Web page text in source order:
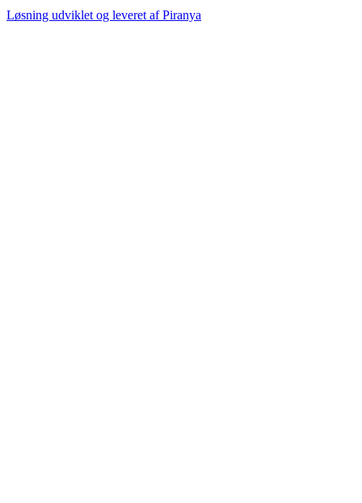
Løsning udviklet og leveret afPiranya